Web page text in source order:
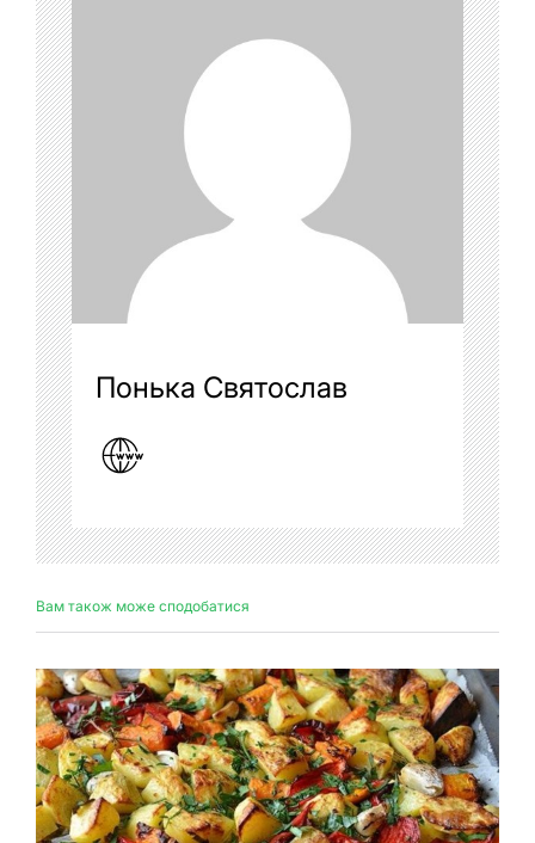
Понька Святослав
Вам також може сподобатися